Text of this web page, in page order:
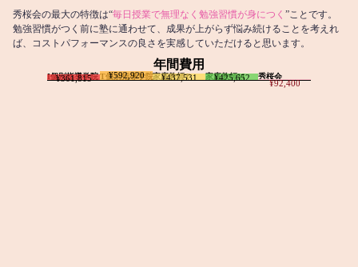
秀桜会の最大の特徴は“毎日授業で無理なく勉強習慣が身につく ”ことです。
勉強習慣がつく前に塾に通わせて、成果が上がらず悩み続けることを考えれ
ば、コストパフォーマンスの良さを実感していただけると思います。
年間費用
I個別指導学院
¥361,815 T個別指導学院
¥592,920 家庭教師T
¥437,531 家庭教師M
¥425,652 秀桜会
¥92,400